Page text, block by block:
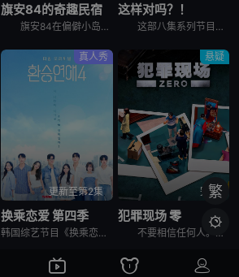
旗安84的奇趣民宿
旗安84在偏僻小岛上开设让人逃离烦嚣的另类民宿，由防弹少年团Jin和池艺恩带领客人进行有趣的冒险，过程中也少不了各种爆笑的突发状况。
这样对吗？！
这部八集系列节目拍摄于2023年，在朴智旻和田柾国入伍韩国军队之前，它记录了两人前往三个标志性全球目的地的旅行：美国纽约州、韩国济州岛和日本札幌。 &nbsp; &nbsp; &nbsp; &nb
真人秀
更新至第2集
换乘恋爱 第四季
韩国综艺节目《换乘恋爱 第四季》。
悬疑
完结
犯罪现场 零
不要相信任何人。任何人都有可能成为犯人。在6名玩家之间展开的异想天开的推理战争。超越韩国，将迎来吸引全球观众的传奇角色扮演推理综艺的新篇章。
繁
